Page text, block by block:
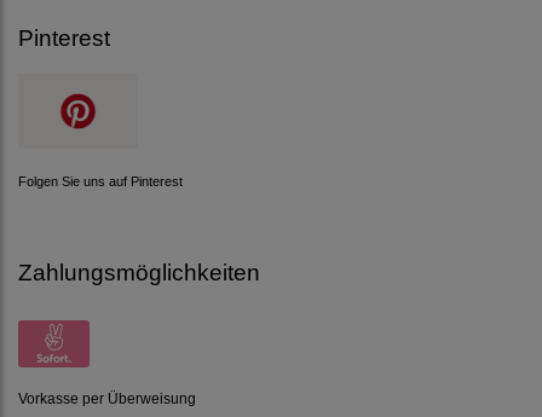
Pinterest
Folgen Sie uns auf Pinterest
Zahlungsmöglichkeiten
Vorkasse per Überweisung